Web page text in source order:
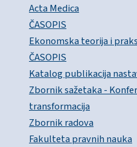
Acta Medica
ČASOPIS
Ekonomska teorija i
ČASOPIS
Katalog publikacija
Zbornik sažetaka -
transformacija
Zbornik radova
Fakulteta pravnih nauka